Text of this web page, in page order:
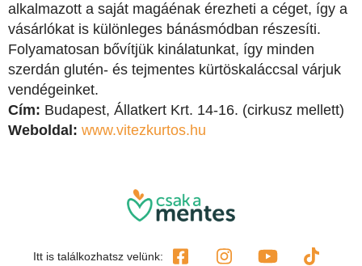
alkalmazott a saját magáénak érezheti a céget, így a
vásárlókat is különleges bánásmódban részesíti.
Folyamatosan bővítjük kinálatunkat, így minden
szerdán glutén- és tejmentes kürtöskaláccsal várjuk
vendégeinket.
Cím: Budapest, Állatkert Krt. 14-16. (cirkusz mellett)
Weboldal: www.vitezkurtos.hu
Itt is találkozhatsz velünk: